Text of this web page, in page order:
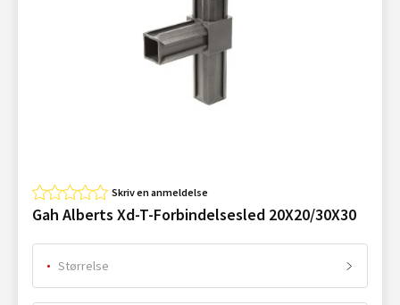
Skriv en anmeldelse
Gah Alberts Xd-T-Forbindelsesled 20X20/30X30
Størrelse